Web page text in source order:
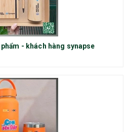
phẩm - khách hàng synapse